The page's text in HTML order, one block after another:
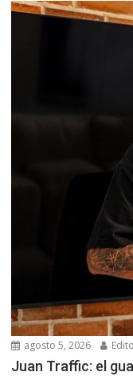
agosto 5, 2026
Juan Traffic: el